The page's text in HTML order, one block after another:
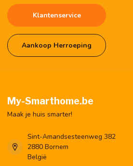
Klantenservice
Aankoop Herroeping
My-Smarthome.be
Maak je huis smarter!
Sint-Amandsesteenweg 382
2880 Bornem
België